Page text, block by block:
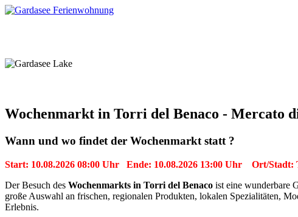
Wochenmarkt in Torri del Benaco - Mercato
Wann und wo findet der Wochenmarkt statt ?
Start: 10.08.2026 08:00 Uhr Ende: 10.08.2026 13:00 Uhr Ort/Stadt:
Der Besuch des Wochenmarkts in Torri del Benaco ist eine wunderbare
große Auswahl an frischen, regionalen Produkten, lokalen Spezialitäten,
Erlebnis.